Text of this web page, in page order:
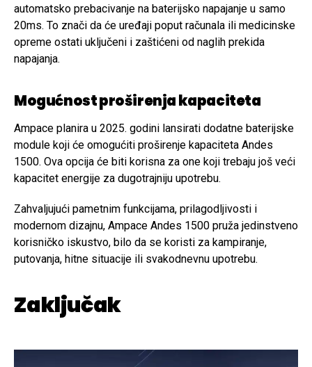
automatsko prebacivanje na baterijsko napajanje u samo
20ms. To znači da će uređaji poput računala ili medicinske
opreme ostati uključeni i zaštićeni od naglih prekida
napajanja.
Mogućnost proširenja kapaciteta
Ampace planira u 2025. godini lansirati dodatne baterijske
module koji će omogućiti proširenje kapaciteta Andes
1500. Ova opcija će biti korisna za one koji trebaju još veći
kapacitet energije za dugotrajniju upotrebu.
Zahvaljujući pametnim funkcijama, prilagodljivosti i
modernom dizajnu, Ampace Andes 1500 pruža jedinstveno
korisničko iskustvo, bilo da se koristi za kampiranje,
putovanja, hitne situacije ili svakodnevnu upotrebu.
Zaključak